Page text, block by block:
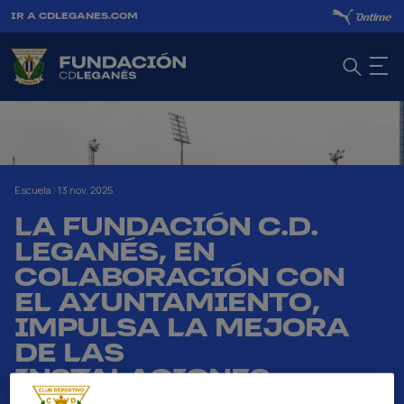
IR A CDLEGANES.COM
Escuela | 13 nov. 2025
LA FUNDACIÓN C.D.
LEGANÉS, EN
COLABORACIÓN CON
EL AYUNTAMIENTO,
IMPULSA LA MEJORA
DE LAS
INSTALACIONES